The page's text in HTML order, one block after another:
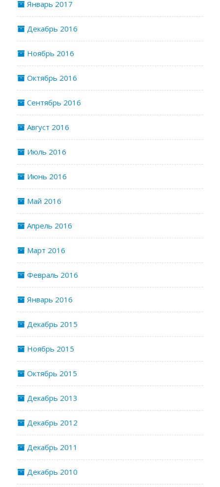
Январь 2017
Декабрь 2016
Ноябрь 2016
Октябрь 2016
Сентябрь 2016
Август 2016
Июль 2016
Июнь 2016
Май 2016
Апрель 2016
Март 2016
Февраль 2016
Январь 2016
Декабрь 2015
Ноябрь 2015
Октябрь 2015
Декабрь 2013
Декабрь 2012
Декабрь 2011
Декабрь 2010